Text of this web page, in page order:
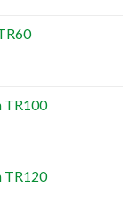
TR100
TR120